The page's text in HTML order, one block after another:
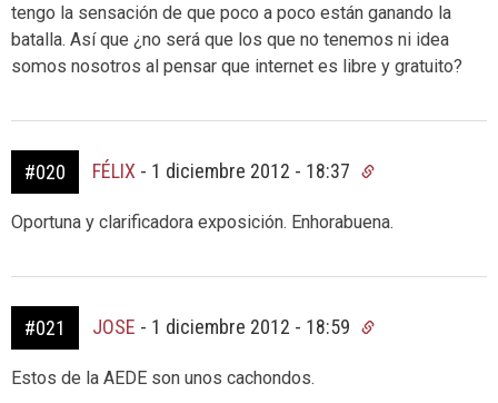
tengo la sensación de que poco a poco están ganando la
batalla. Así que ¿no será que los que no tenemos ni idea
somos nosotros al pensar que internet es libre y gratuito?
#020 FÉLIX - 1 diciembre 2012 - 18:37
Oportuna y clarificadora exposición. Enhorabuena.
#021 JOSE - 1 diciembre 2012 - 18:59
Estos de la AEDE son unos cachondos.